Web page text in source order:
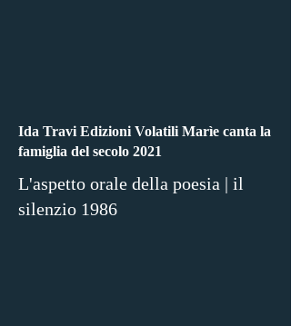
Ida Travi Edizioni Volatili Marìe canta la
famiglia del secolo 2021
L'aspetto orale della poesia | il
silenzio 1986